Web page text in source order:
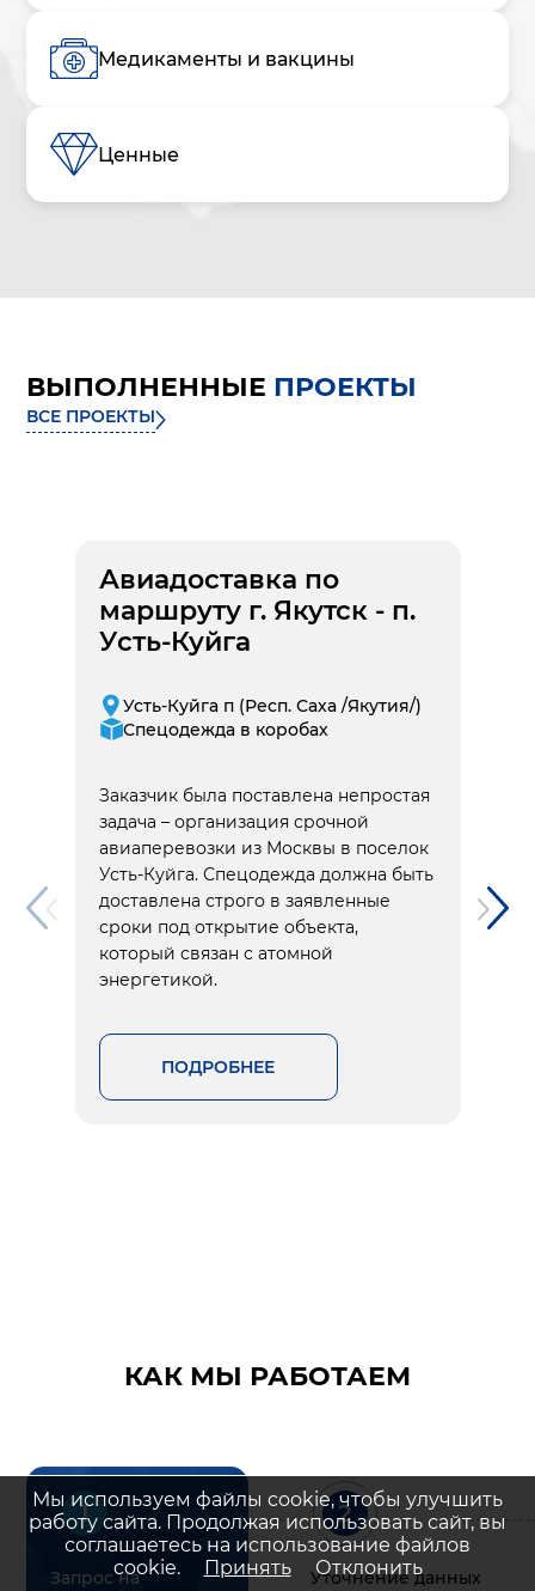
Медикаменты и вакцины
Ценные
ВЫПОЛНЕННЫЕ ПРОЕКТЫ
ВСЕ ПРОЕКТЫ
Авиадоставка по
маршруту г. Якутск - п.
Усть-Куйга
Усть-Куйга п (Респ. Саха /Якутия/)
Спецодежда в коробах
Заказчик была поставлена непростая
задача – организация срочной
авиаперевозки из Москвы в поселок
Усть-Куйга. Спецодежда должна быть
доставлена строго в заявленные
сроки под открытие объекта,
который связан с атомной
энергетикой.
ПОДРОБНЕЕ
КАК МЫ РАБОТАЕМ
1
Запрос на
2
Уточнение данных
Мы используем файлы cookie, чтобы улучшить
работу сайта. Продолжая использовать сайт, вы
соглашаетесь на использование файлов
cookie.
Принять Отклонить